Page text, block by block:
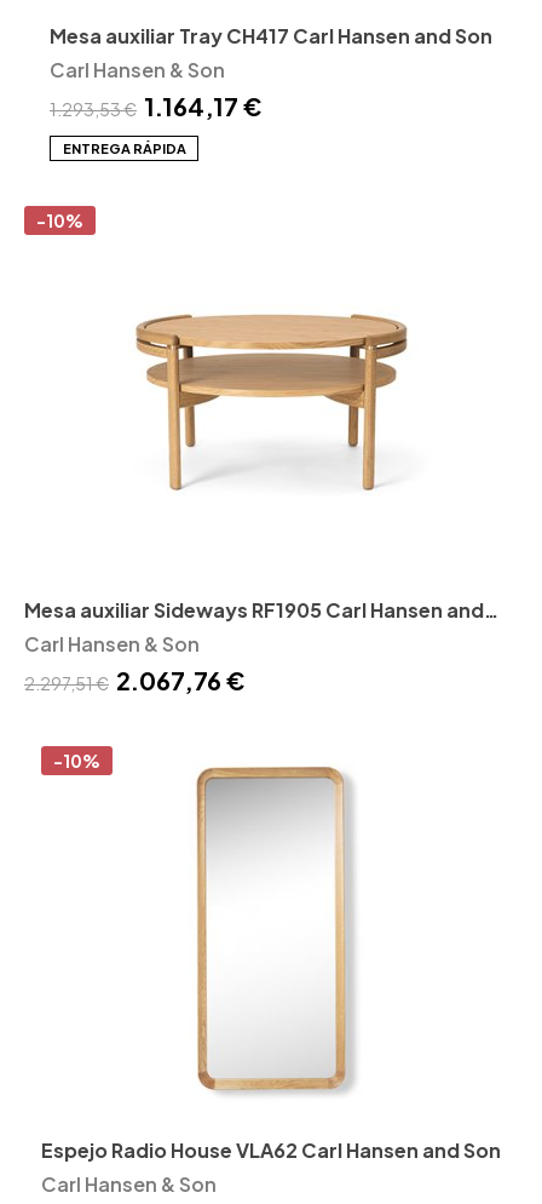
Mesa auxiliar Tray CH417 Carl Hansen and Son
Carl Hansen & Son
1.293,53 € 1.164,17 €
ENTREGA RÁPIDA
-10%
Mesa auxiliar Sideways RF1905 Carl Hansen and
Son
Carl Hansen & Son
2.297,51 € 2.067,76 €
-10%
Espejo Radio House VLA62 Carl Hansen and Son
Carl Hansen & Son